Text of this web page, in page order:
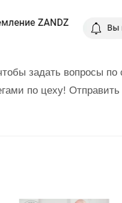
задать вопросы по
по цеху!